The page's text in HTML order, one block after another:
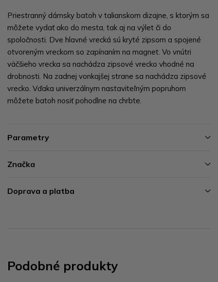
Priestranný dámsky batoh v talianskom dizajne, s ktorým sa
môžete vydať ako do mesta, tak aj na výlet či do
spoločnosti. Dve hlavné vrecká sú kryté zipsom a spojené
otvoreným vreckom so zapínaním na magnet. Vo vnútri
väčšieho vrecka sa nachádza zipsové vrecko vhodné na
drobnosti. Na zadnej vonkajšej strane sa nachádza zipsové
vrecko. Vďaka univerzálnym nastaviteľným popruhom
môžete batoh nosiť pohodlne na chrbte.
Parametry
Značka
Doprava a platba
Podobné produkty